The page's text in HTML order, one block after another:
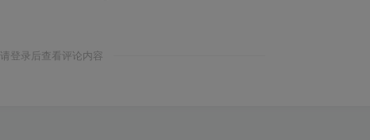
请登录后查看评论内容